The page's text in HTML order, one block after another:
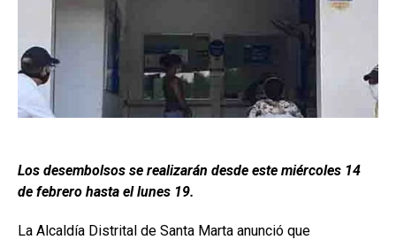
Los desembolsos se realizarán desde este miércoles 14
de febrero hasta el lunes 19.
La Alcaldía Distrital de Santa Marta anunció que